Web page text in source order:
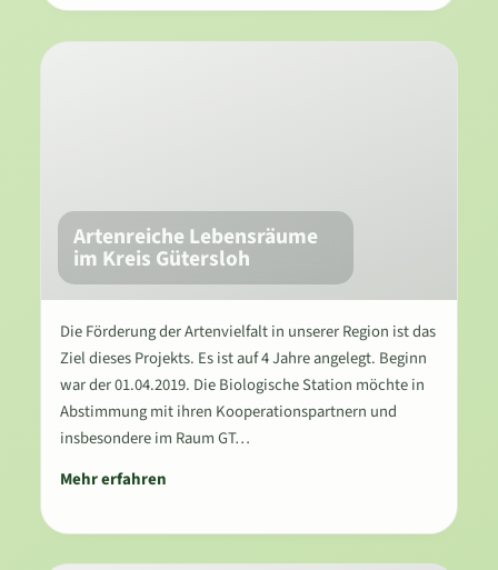
Artenreiche Lebensräume
im Kreis Gütersloh
Die Förderung der Artenvielfalt in unserer Region ist das
Ziel dieses Projekts. Es ist auf 4 Jahre angelegt. Beginn
war der 01.04.2019. Die Biologische Station möchte in
Abstimmung mit ihren Kooperationspartnern und
insbesondere im Raum GT…
Mehr erfahren